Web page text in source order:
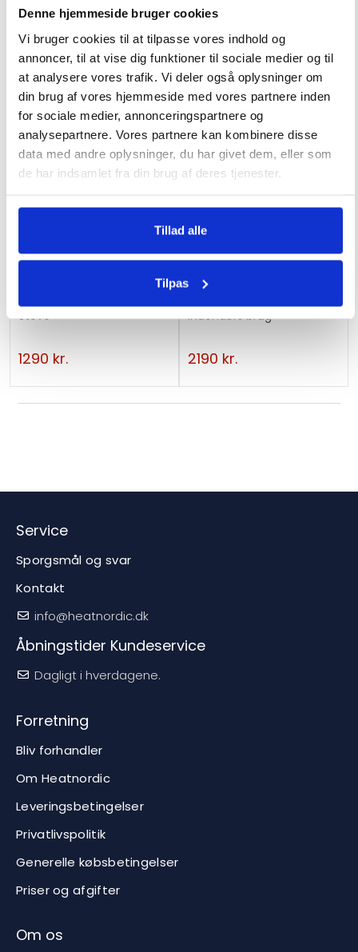
Denne hjemmeside bruger cookies
Vi bruger cookies til at tilpasse vores indhold og
annoncer, til at vise dig funktioner til sociale medier og til
at analysere vores trafik. Vi deler også oplysninger om
din brug af vores hjemmeside med vores partnere inden
for sociale medier, annonceringspartnere og
analysepartnere. Vores partnere kan kombinere disse
data med andre oplysninger, du har givet dem, eller som
de har indsamlet fra din brug af deres tjenester.
Tillad alle
Tilpas
h
i
s
p
r
o
d
u
c
Ikke på lager
Tilbud!
Gaskomfur Primus Tupike
Stove
1990kr. 1449 kr.
Ikke på lager
Gaskomfur Chef 50 i sort
3890 kr.
Stove
1290 kr.
indendørs brug
2190 kr.
Service
Sporgsmål og svar
Kontakt
info@heatnordic.dk
Åbningstider Kundeservice
Dagligt i hverdagene.
Forretning
Bliv forhandler
Om Heatnordic
Leveringsbetingelser
Privatlivspolitik
Generelle købsbetingelser
Priser og afgifter
Om os